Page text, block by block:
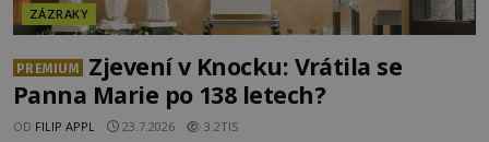
ZÁZRAKY
PREMIUM
Zjevení v Knocku: Vrátila se
Panna Marie po 138 letech?
OD FILIP APPL 23.7.2026 3.2TIS